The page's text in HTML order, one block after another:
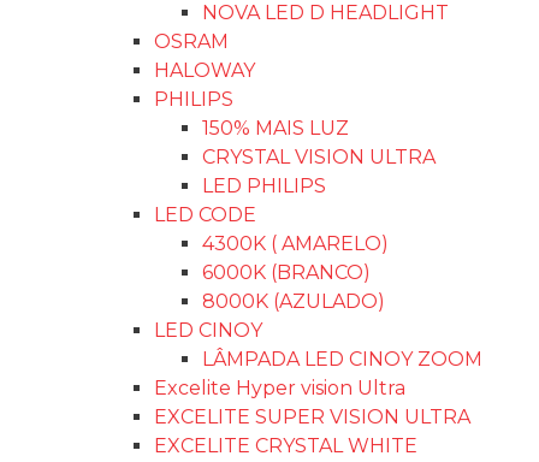
NOVA LED D HEADLIGHT
OSRAM
HALOWAY
PHILIPS
150% MAIS LUZ
CRYSTAL VISION ULTRA
LED PHILIPS
LED CODE
4300K ( AMARELO)
6000K (BRANCO)
8000K (AZULADO)
LED CINOY
LÂMPADA LED CINOY ZOOM
Excelite Hyper vision Ultra
EXCELITE SUPER VISION ULTRA
EXCELITE CRYSTAL WHITE